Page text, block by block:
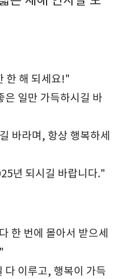
한 해 되세요!"
은 일만 가득하시길 바
바라며, 항상 행복하세
년 되시길 바랍니다."
한 번에 몰아서 받으세
다 이루고, 행복이 가득